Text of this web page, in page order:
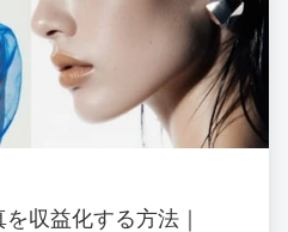
収益化する方法｜